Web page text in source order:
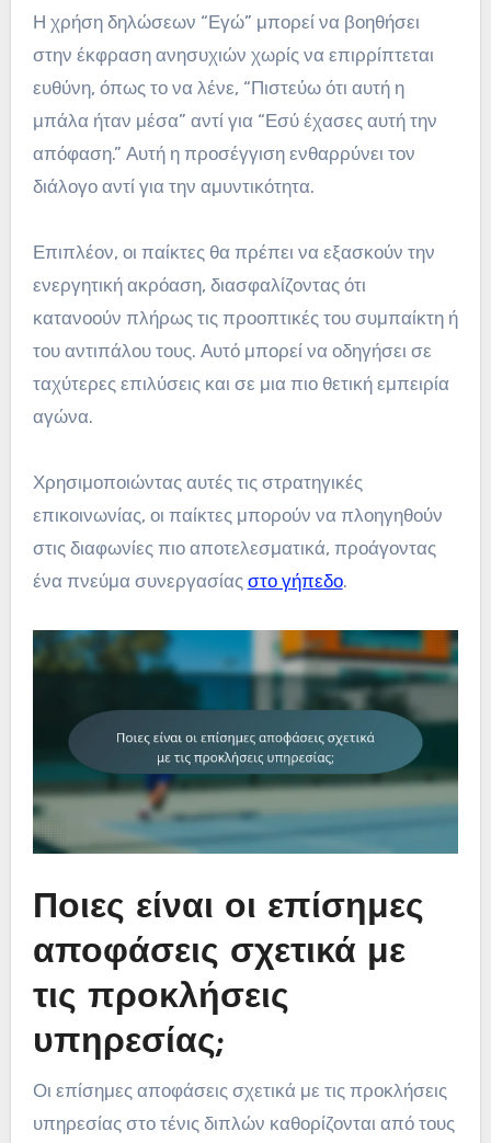
Η χρήση δηλώσεων “Εγώ” μπορεί να βοηθήσει
στην έκφραση ανησυχιών χωρίς να επιρρίπτεται
ευθύνη, όπως το να λένε, “Πιστεύω ότι αυτή η
μπάλα ήταν μέσα” αντί για “Εσύ έχασες αυτή την
απόφαση.” Αυτή η προσέγγιση ενθαρρύνει τον
διάλογο αντί για την αμυντικότητα.
Επιπλέον, οι παίκτες θα πρέπει να εξασκούν την
ενεργητική ακρόαση, διασφαλίζοντας ότι
κατανοούν πλήρως τις προοπτικές του συμπαίκτη ή
του αντιπάλου τους. Αυτό μπορεί να οδηγήσει σε
ταχύτερες επιλύσεις και σε μια πιο θετική εμπειρία
αγώνα.
Χρησιμοποιώντας αυτές τις στρατηγικές
επικοινωνίας, οι παίκτες μπορούν να πλοηγηθούν
στις διαφωνίες πιο αποτελεσματικά, προάγοντας
ένα πνεύμα συνεργασίας στο γήπεδο.
Ποιες είναι οι επίσημες
αποφάσεις σχετικά με
τις προκλήσεις
υπηρεσίας;
Οι επίσημες αποφάσεις σχετικά με τις προκλήσεις
υπηρεσίας στο τένις διπλών καθορίζονται από τους